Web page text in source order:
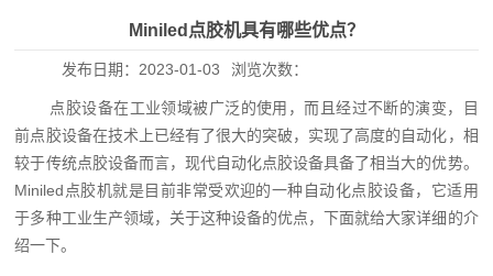
Miniled点胶机具有哪些优点？
发布日期： 2023-01-03 浏览次数：
点胶设备在工业领域被广泛的使用，而且经过不断的演变，目
前点胶设备在技术上已经有了很大的突破，实现了高度的自动化，相
较于传统点胶设备而言，现代自动化点胶设备具备了相当大的优势。
Miniled点胶机就是目前非常受欢迎的一种自动化点胶设备，它适用
于多种工业生产领域，关于这种设备的优点，下面就给大家详细的介
绍一下。